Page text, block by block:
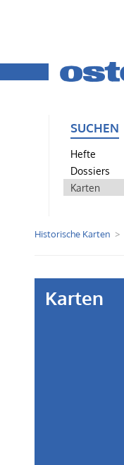
SUCHEN
Hefte
Dossiers
Karten
Historische Karten
Karten